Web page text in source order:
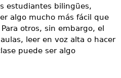
estudiantes bilingües,
algo mucho más fácil que
otros, sin embargo, el
leer en voz alta o hacer
puede ser algo